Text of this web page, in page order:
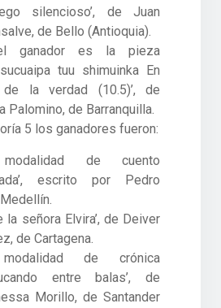
silencioso’, de Juan
de Bello (Antioquia).
ganador es la pieza
sucuaipa tuu shimuinka En
de la verdad (10.5)’, de
Palomino, de Barranquilla.
5 los ganadores fueron:
de cuento
escrito por Pedro
la señora Elvira’, de Deiver
de Cartagena.
de crónica
entre balas’, de
Morillo, de Santander